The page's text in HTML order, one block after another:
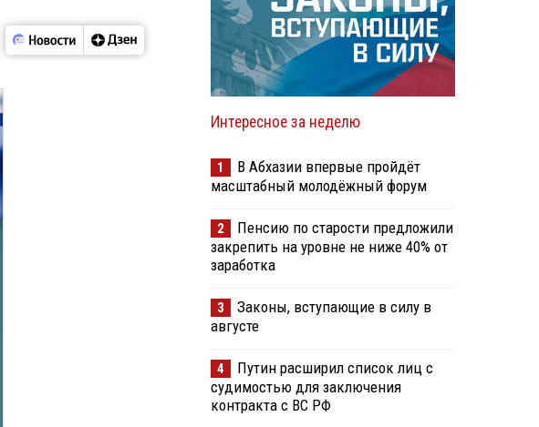
Интересное за неделю
1
В Абхазии впервые пройдёт
масштабный молодёжный форум
2
Пенсию по старости предложили
закрепить на уровне не ниже 40% от
заработка
3
Законы, вступающие в силу в
августе
4
Путин расширил список лиц с
судимостью для заключения
контракта с ВС РФ